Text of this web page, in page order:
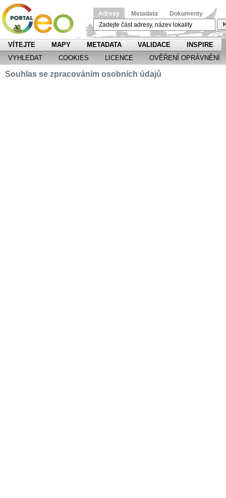
Adresy Metadata Dokumenty
VÍTEJTE MAPY METADATA VALIDACE
INSPIRE
VYHLEDAT
COOKIES LICENCE OVĚŘENÍ OPRÁVNĚNÍ
Souhlas se zpracováním osobních údajů